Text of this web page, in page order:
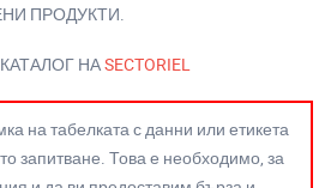
ПРОДУКТИ.
НАSECTORIEL
на табелката с данни или етикета
запитване. Това е необходимо, за